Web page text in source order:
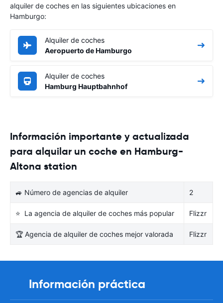
alquiler de coches en las siguientes ubicaciones en
Hamburgo:
Alquiler de coches
Aeropuerto de Hamburgo
Alquiler de coches
Hamburg Hauptbahnhof
Información importante y actualizada
para alquilar un coche en Hamburg-
Altona station
🚙 Número de agencias de alquiler 2
⭐ La agencia de alquiler de coches más popular Flizzr
🏆 Agencia de alquiler de coches mejor valorada Flizzr
Información práctica